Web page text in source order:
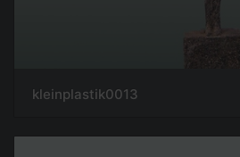
kleinplastik0013